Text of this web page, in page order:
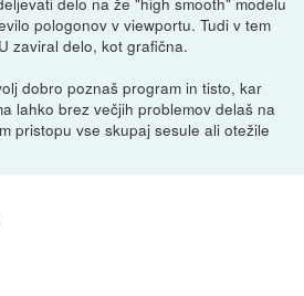
pologonov v viewportu. Tudi v tem
zaviral delo, kot grafična.
dobro poznaš program in tisto, kar
lahko brez večjih problemov delaš na
pristopu vse skupaj sesule ali otežile